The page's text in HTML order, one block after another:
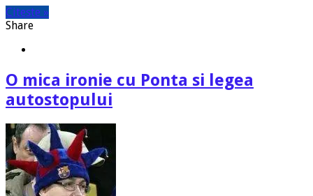
Citeste »
Share
O mica ironie cu Ponta si legea
autostopului